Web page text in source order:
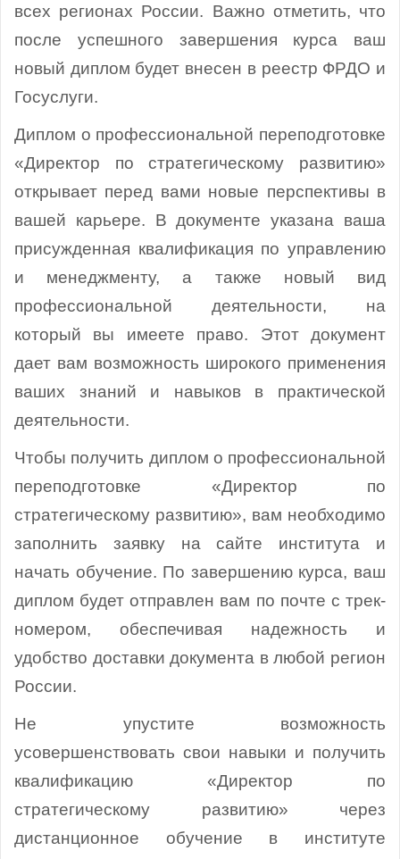
всех регионах России. Важно отметить, что
после успешного завершения курса ваш
новый диплом будет внесен в реестр ФРДО и
Госуслуги.
Диплом о профессиональной переподготовке
«Директор по стратегическому развитию»
открывает перед вами новые перспективы в
вашей карьере. В документе указана ваша
присужденная квалификация по управлению
и менеджменту, а также новый вид
профессиональной деятельности, на
который вы имеете право. Этот документ
дает вам возможность широкого применения
ваших знаний и навыков в практической
деятельности.
Чтобы получить диплом о профессиональной
переподготовке «Директор по
стратегическому развитию», вам необходимо
заполнить заявку на сайте института и
начать обучение. По завершению курса, ваш
диплом будет отправлен вам по почте с трек-
номером, обеспечивая надежность и
удобство доставки документа в любой регион
России.
Не упустите возможность
усовершенствовать свои навыки и получить
квалификацию «Директор по
стратегическому развитию» через
дистанционное обучение в институте